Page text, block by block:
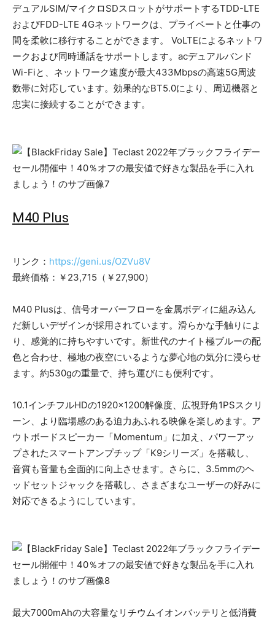
デュアルSIM/マイクロSDスロットがサポートするTDD-LTE
およびFDD-LTE 4Gネットワークは、プライベートと仕事の
間を柔軟に移行することができます。 VoLTEによるネットワ
ークおよび同時通話をサポートします。acデュアルバンド
Wi-Fiと、ネットワーク速度が最大433Mbpsの高速5G周波
数帯に対応しています。効果的なBT5.0により、周辺機器と
忠実に接続することができます。
M40 Plus
リンク： https://geni.us/OZVu8V
最終価格：￥23,715（￥27,900）
M40 Plusは、信号オーバーフローを金属ボディに組み込ん
だ新しいデザインが採用されています。滑らかな手触りによ
り、感覚的に持ちやすいです。新世代のナイト極ブルーの配
色と合わせ、極地の夜空にいるような夢心地の気分に浸らせ
ます。約530gの重量で、持ち運びにも便利です。
10.1インチフルHDの1920×1200解像度、広視野角1PSスクリ
ーン、より臨場感のある迫力あふれる映像を楽しめます。ア
ウトボードスピーカー「Momentum」に加え、パワーアッ
プされたスマートアンプチップ「K9シリーズ」を搭載し、
音質も音量も全面的に向上させます。さらに、3.5mmのヘ
ッドセットジャックを搭載し、さまざまなユーザーの好みに
対応できるようにしています。
最大7000mAhの大容量なリチウムイオンバッテリと低消費